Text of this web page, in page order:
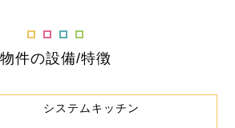
物件の設備/特徴
システムキッチン